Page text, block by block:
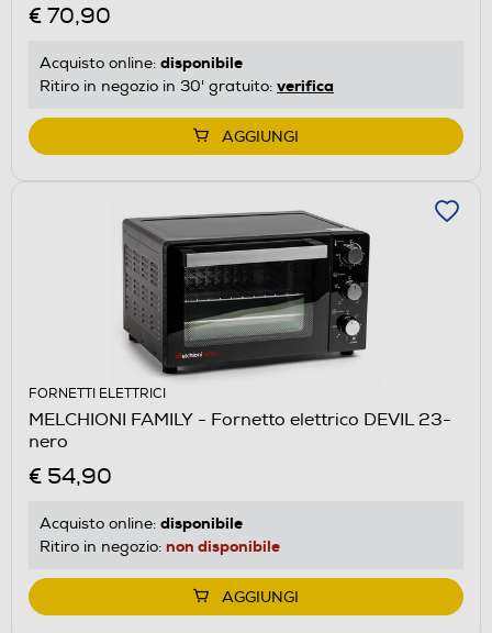
€ 70,90
Acquisto online: disponibile
Ritiro in negozio in 30' gratuito: verifica
AGGIUNGI
FORNETTI ELETTRICI
MELCHIONI FAMILY - Fornetto elettrico DEVIL 23-
nero
€ 54,90
Acquisto online: disponibile
Ritiro in negozio: non disponibile
AGGIUNGI